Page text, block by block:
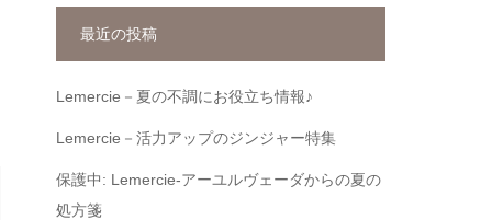
最近の投稿
Lemercie－夏の不調にお役立ち情報♪
Lemercie－活力アップのジンジャー特集
保護中: Lemercie-アーユルヴェーダからの夏の
処方箋